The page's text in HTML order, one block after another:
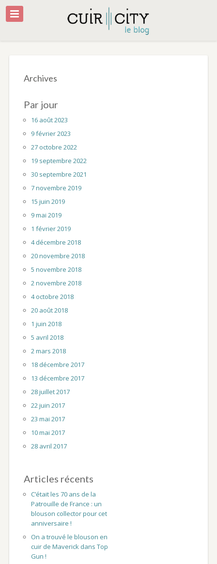
Archives
Par jour
16 août 2023
9 février 2023
27 octobre 2022
19 septembre 2022
30 septembre 2021
7 novembre 2019
15 juin 2019
9 mai 2019
1 février 2019
4 décembre 2018
20 novembre 2018
5 novembre 2018
2 novembre 2018
4 octobre 2018
20 août 2018
1 juin 2018
5 avril 2018
2 mars 2018
18 décembre 2017
13 décembre 2017
28 juillet 2017
22 juin 2017
23 mai 2017
10 mai 2017
28 avril 2017
Articles récents
C’était les 70 ans de la
Patrouille de France : un
blouson collector pour cet
anniversaire !
On a trouvé le blouson en
cuir de Maverick dans Top
Gun !